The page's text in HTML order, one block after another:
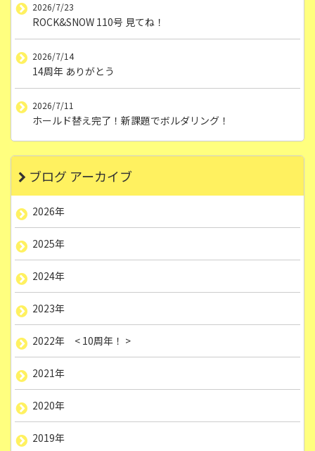
2026/7/23
ROCK&SNOW 110号 見てね！
2026/7/14
14周年 ありがとう
2026/7/11
ホールド替え完了！新課題でボルダリング！
ブログ アーカイブ
2026年
2025年
2024年
2023年
2022年 < 10周年！ >
2021年
2020年
2019年